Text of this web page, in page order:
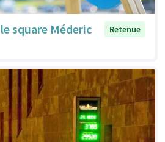
square Méderic
Retenue